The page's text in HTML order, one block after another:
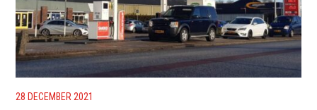
28 DECEMBER 2021